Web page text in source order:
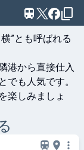
”とも呼ばれる
港から直接仕入
でも人気です。
楽しみましょ